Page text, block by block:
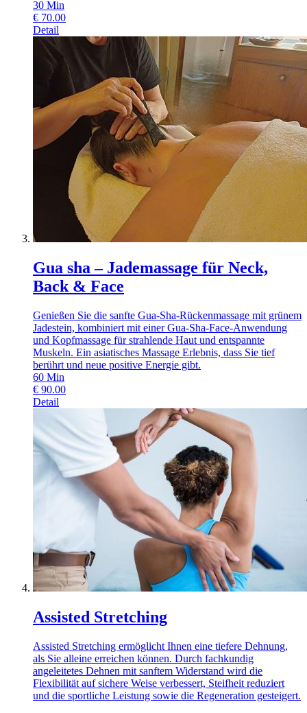
30 Min
€ 70.00
Detail
Gua sha – Jademassage für Neck,
Back & Face
Genießen Sie die sanfte Gua-Sha-Rückenmassage mit grünem
Jadestein, kombiniert mit einer Gua-Sha-Face-Anwendung
und Kopfmassage für strahlende Haut und entspannte
Muskeln. Ein asiatisches Massage Erlebnis, dass Sie tief
berührt und neue positive Energie gibt.
60 Min
€ 90.00
Detail
Assisted Stretching
Assisted Stretching ermöglicht Ihnen eine tiefere Dehnung,
als Sie alleine erreichen können. Durch fachkundig
angeleitetes Dehnen mit sanftem Widerstand wird die
Flexibilität auf sichere Weise verbessert, Steifheit reduziert
und die sportliche Leistung sowie die Regeneration gesteigert.